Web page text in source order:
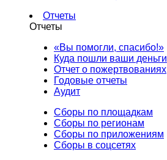
Отчеты
Отчеты
«Вы помогли, спасибо!»
Куда пошли ваши деньги
Отчет о пожертвованиях
Годовые отчеты
Аудит
Сборы по площадкам
Сборы по регионам
Сборы по приложениям
Сборы в соцсетях